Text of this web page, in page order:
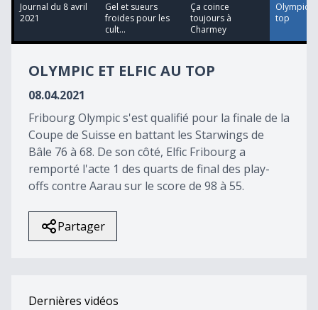
11
minutes,
seconds
Journal du 8 avril
2021
Gel et sueurs
froides pour les
cult...
Ça coince
toujours à
Charmey
Olympic
top
OLYMPIC ET ELFIC AU TOP
08.04.2021
Fribourg Olympic s'est qualifié pour la finale de la
Coupe de Suisse en battant les Starwings de
Bâle 76 à 68. De son côté, Elfic Fribourg a
remporté l'acte 1 des quarts de final des play-
offs contre Aarau sur le score de 98 à 55.
Partager
Dernières vidéos